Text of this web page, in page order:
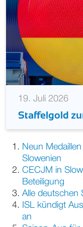
19. Juli 2026
Staffelgold
Neun
Slowenien
CECJM in
Beteiligung
Alle deutschen
ISL kündigt
an